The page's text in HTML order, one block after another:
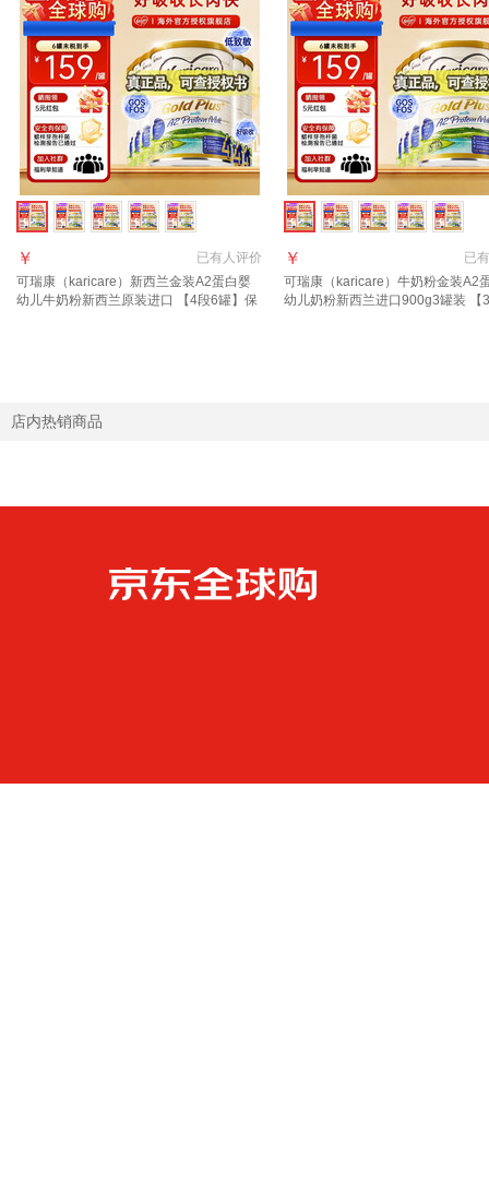
已有人评价
￥
可瑞康（karicare）新西兰金装A2蛋白婴
幼儿牛奶粉新西兰原装进口 【4段6罐】保
已有
￥
可瑞康（karicare）牛奶粉金装A2
幼儿奶粉新西兰进口900g3罐装 【
店内热销商品